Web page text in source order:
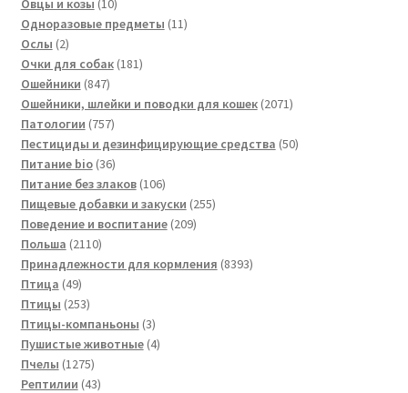
Овцы и козы 10
товаров
Одноразовые предметы 1111
Ослы 22
товара
Очки для собак 181181
Ошейники 847847
товаров
Ошейники, шлейки и поводки для кошек 20712071
Патологии 757757
товаров
Пестициды и дезинфицирующие средства 5050
Питание bio 3636
товаров
Питание без злаков 106106
товаров
Пищевые добавки и закуски 255255
Поведение и воспитание 209209
Польша 21102110
товаров
Принадлежности для кормления 83938393
Птица 4949
товаров
Птицы 253253
товара
Птицы-компаньоны 33
товара
Пушистые животные 44
Пчелы 12751275
товаров
Рептилии 4343